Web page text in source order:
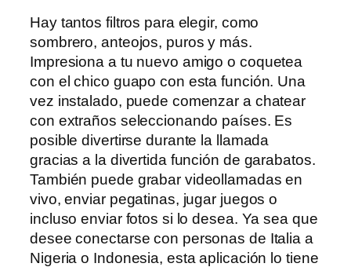
Hay tantos filtros para elegir, como
sombrero, anteojos, puros y más.
Impresiona a tu nuevo amigo o coquetea
con el chico guapo con esta función. Una
vez instalado, puede comenzar a chatear
con extraños seleccionando países. Es
posible divertirse durante la llamada
gracias a la divertida función de garabatos.
También puede grabar videollamadas en
vivo, enviar pegatinas, jugar juegos o
incluso enviar fotos si lo desea. Ya sea que
desee conectarse con personas de Italia a
Nigeria o Indonesia, esta aplicación lo tiene